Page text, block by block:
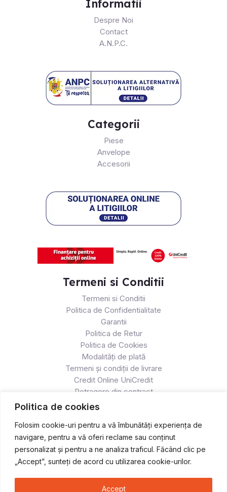
Politica de cookies
Folosim cookie-uri pentru a vă îmbunătăți experiența de
navigare, pentru a vă oferi reclame sau conținut
personalizat și pentru a ne analiza traficul. Făcând clic pe
„Accept”, sunteți de acord cu utilizarea cookie-urilor.
Accept
Informatii
Despre Noi
Contact
A.N.P.C.
Categorii
Piese
Anvelope
Accesorii
Termeni si Conditii
Termeni si Conditii
Politica de Confidentialitate
Garantii
Politica de Retur
Politica de Cookies
Modalități de plată
Termeni și condiții de livrare
Credit Online UniCredit
Retragere din contract